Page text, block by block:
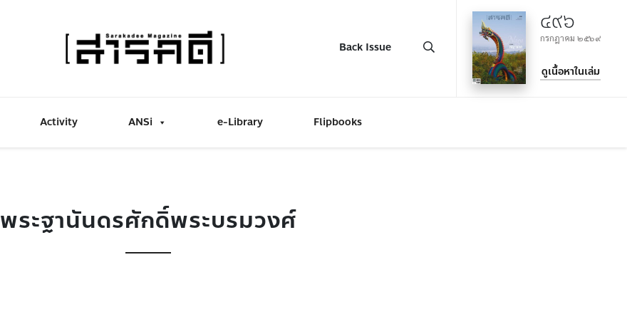
Back Issue
๔๙๖
กรกฎาคม ๒๕๖๙
ดูเนื้อหาในเล่ม
Activity ANSi e-Library Flipbooks
พระฐานันดรศักดิ์พระบรมวงศ์